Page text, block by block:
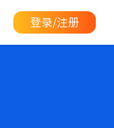
登录/注册